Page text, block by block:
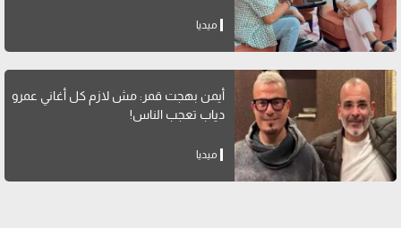
ميديا
أيمن بهجت قمر: مش لازم كل أغاني عمرو
دياب تعجب الناس!
ميديا